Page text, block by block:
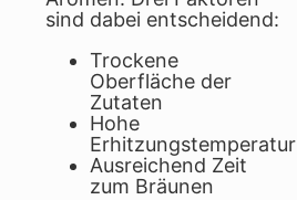
sind dabei entscheidend:
Trockene
Oberfläche der
Zutaten
Hohe
Erhitzungstemperatur
Ausreichend Zeit
zum Bräunen